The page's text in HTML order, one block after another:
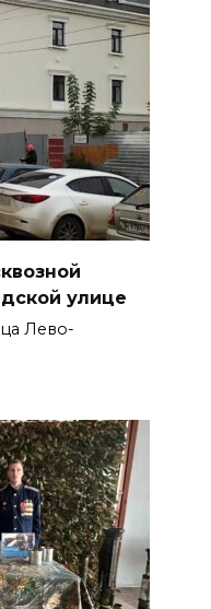
улице
Лево-